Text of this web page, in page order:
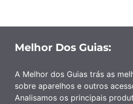
Melhor Dos Guias:
A Melhor dos Guias trás as
sobre aparelhos e outros
Analisamos os principais